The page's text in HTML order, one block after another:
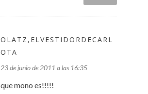
OLATZ,ELVESTIDORDECARL
OTA
23 de junio de 2011 a las 16:35
que mono es!!!!!